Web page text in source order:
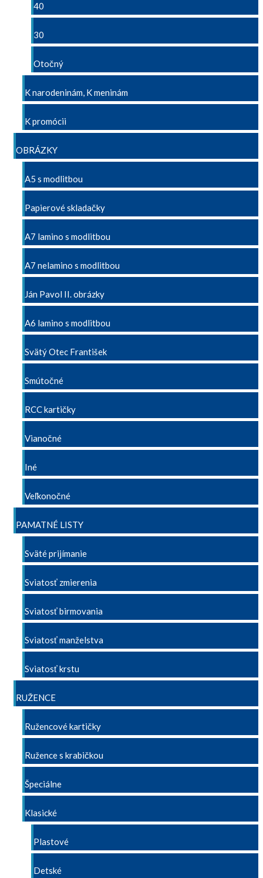
40
30
Otočný
K narodeninám, K meninám
K promócii
OBRÁZKY
A5 s modlitbou
Papierové skladačky
A7 lamino s modlitbou
A7 nelamino s modlitbou
Ján Pavol II. obrázky
A6 lamino s modlitbou
Svätý Otec František
Smútočné
RCC kartičky
Vianočné
Iné
Veľkonočné
PAMATNÉ LISTY
Sväté prijímanie
Sviatosť zmierenia
Sviatosť birmovania
Sviatosť manželstva
Sviatosť krstu
RUŽENCE
Ružencové kartičky
Ružence s krabičkou
Špeciálne
Klasické
Plastové
Detské